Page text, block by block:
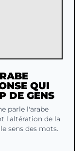
QUI
DE GENS
parle l'arabe
l'altération de la
sens des mots.